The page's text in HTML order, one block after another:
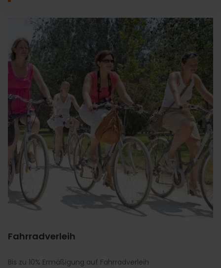
Fahrradverleih
Bis zu 10% Ermäßigung auf Fahrradverleih